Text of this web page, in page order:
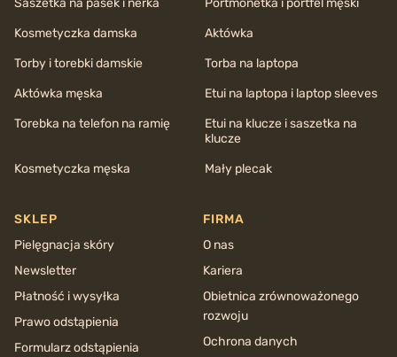
Saszetka na pasek i nerka
Portmonetka i portfel męski
Kosmetyczka damska
Aktówka
Torby i torebki damskie
Torba na laptopa
Aktówka męska
Etui na laptopa i laptop sleeves
Torebka na telefon na ramię
Etui na klucze i saszetka na
klucze
Kosmetyczka męska
Mały plecak
SKLEP
Pielęgnacja skóry
Newsletter
Płatność i wysyłka
Prawo odstąpienia
Formularz odstąpienia
FIRMA
O nas
Kariera
Obietnica zrównoważonego
rozwoju
Ochrona danych